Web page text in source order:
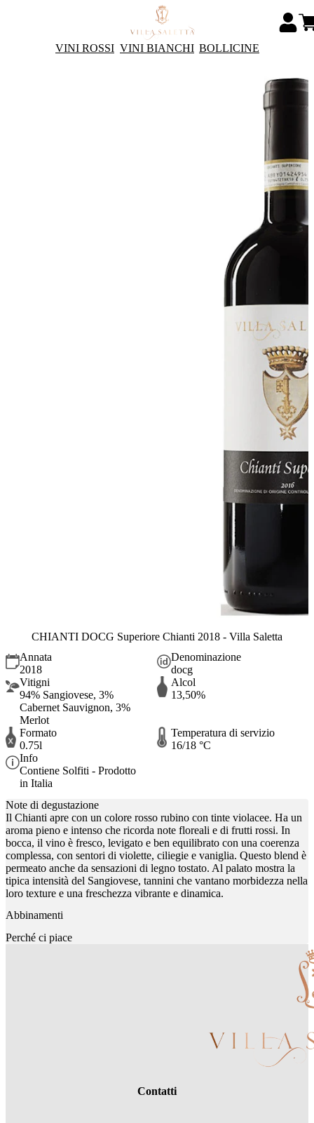
VINI ROSSI VINI BIANCHI BOLLICINE
CHIANTI DOCG Superiore Chianti 2018 - Villa Saletta
Annata
2018
Denominazione
docg
Vitigni
94% Sangiovese, 3%
Cabernet Sauvignon, 3%
Merlot
Alcol
13,50%
Formato
0.75l
Temperatura di servizio
16/18 °C
Info
Contiene Solfiti - Prodotto
in Italia
Note di degustazione
Il Chianti apre con un colore rosso rubino con tinte violacee. Ha un
aroma pieno e intenso che ricorda note floreali e di frutti rossi. In
bocca, il vino è fresco, levigato e ben equilibrato con una coerenza
complessa, con sentori di violette, ciliegie e vaniglia. Questo blend è
permeato anche da sensazioni di legno tostato. Al palato mostra la
tipica intensità del Sangiovese, tannini che vantano morbidezza nella
loro texture e una freschezza vibrante e dinamica.
Abbinamenti
Perché ci piace
Contatti